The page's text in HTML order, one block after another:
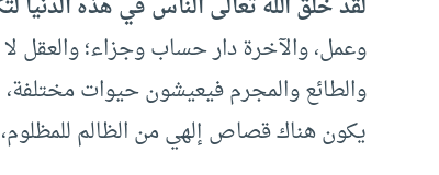
وعمل، والآخرة دار حساب وجزاء؛ والعقل
والطائع والمجرم فيعيشون حيوات
يكون هناك قصاص إلهي من الظالم